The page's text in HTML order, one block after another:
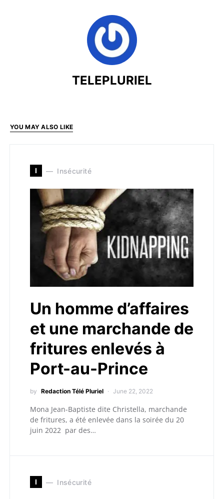
TELEPLURIEL
YOU MAY ALSO LIKE
I Insécurité
Un homme d’affaires
et une marchande de
fritures enlevés à
Port-au-Prince
by Redaction Télé Pluriel June 22, 2022
Mona Jean-Baptiste dite Christella, marchande
de fritures, a été enlevée dans la soirée du 20
juin 2022 par des…
I Insécurité